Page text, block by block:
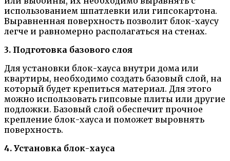
использованием шпатлевки или гипсокартона.
Выравненная поверхность позволит блок-хаусу
легче и равномерно располагаться на стенах.
3. Подготовка базового слоя
Для установки блок-хауса внутри дома или
квартиры, необходимо создать базовый слой, на
который будет крепиться материал. Для этого
можно использовать гипсовые плиты или другие
подложки. Базовый слой обеспечит прочное
крепление блок-хауса и поможет выровнять
поверхность.
4. Установка блок-хауса